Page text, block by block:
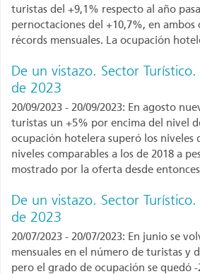
turistas del +9,1% respecto al año
pernoctaciones del +10,7%, en ambos
récords mensuales. La ocupación
De un vistazo. Sector
de 2023
20/09/2023 - 20/09/2023: En agosto
turistas un +5% por encima del nivel
ocupación hotelera superó los niveles
niveles comparables a los de 2018 a
mostrado por la oferta desde
De un vistazo. Sector
de 2023
20/07/2023 - 20/07/2023: En junio se
mensuales en el número de turistas y
pero el grado de ocupación se quedó